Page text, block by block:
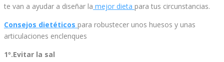
te van a ayudar a diseñar la mejor dieta para tus circunstancias.
Consejos dietéticos para robustecer unos huesos y unas
articulaciones enclenques
1º.Evitar la sal